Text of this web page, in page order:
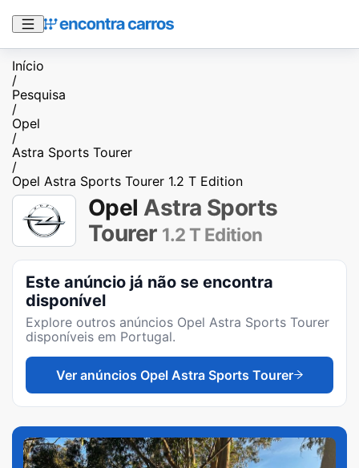
Início
/
Pesquisa
/
Opel
/
Astra Sports Tourer
/
Opel Astra Sports Tourer 1.2 T Edition
Opel Astra Sports
Tourer 1.2 T Edition
Este anúncio já não se encontra
disponível
Explore outros anúncios Opel Astra Sports Tourer
disponíveis em Portugal.
Ver anúncios Opel Astra Sports Tourer